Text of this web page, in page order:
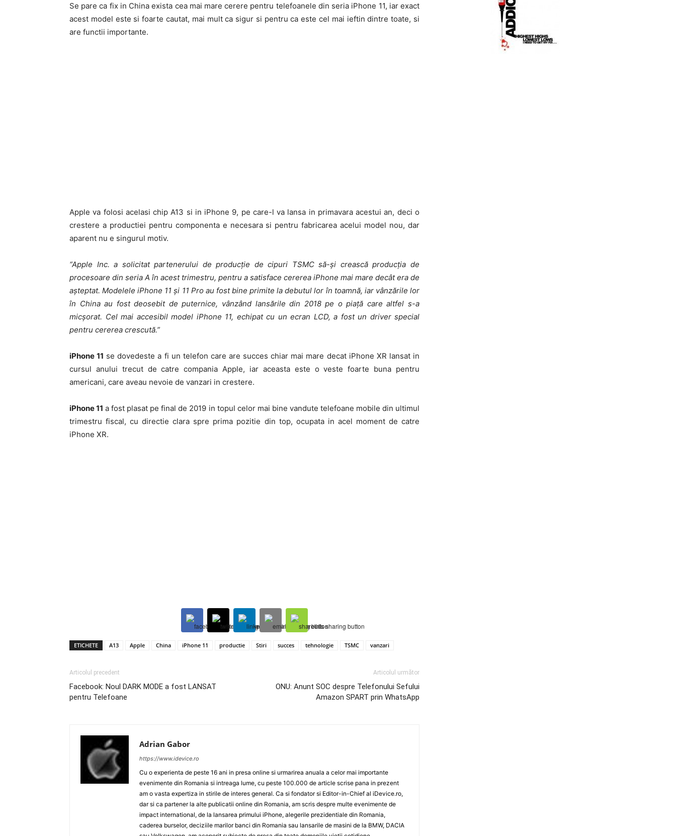
Se pare ca fix in China exista cea mai mare cerere pentru telefoanele din seria iPhone 11, iar exact
acest model este si foarte cautat, mai mult ca sigur si pentru ca este cel mai ieftin dintre toate, si
are functii importante.
Apple va folosi acelasi chip A13 si in iPhone 9, pe care-l va lansa in primavara acestui an, deci o
crestere a productiei pentru componenta e necesara si pentru fabricarea acelui model nou, dar
aparent nu e singurul motiv.
“Apple Inc. a solicitat partenerului de producție de cipuri TSMC să-și crească producția de
procesoare din seria A în acest trimestru, pentru a satisface cererea iPhone mai mare decât era de
așteptat. Modelele iPhone 11 și 11 Pro au fost bine primite la debutul lor în toamnă, iar vânzările lor
în China au fost deosebit de puternice, vânzând lansările din 2018 pe o piață care altfel s-a
micșorat. Cel mai accesibil model iPhone 11, echipat cu un ecran LCD, a fost un driver special
pentru cererea crescută.”
iPhone 11 se dovedeste a fi un telefon care are succes chiar mai mare decat iPhone XR lansat in
cursul anului trecut de catre compania Apple, iar aceasta este o veste foarte buna pentru
americani, care aveau nevoie de vanzari in crestere.
iPhone 11 a fost plasat pe final de 2019 in topul celor mai bine vandute telefoane mobile din ultimul
trimestru fiscal, cu directie clara spre prima pozitie din top, ocupata in acel moment de catre
iPhone XR.
ETICHETE A13 Apple China iPhone 11 productie Stiri succes tehnologie TSMC vanzari
Articolul precedent
Facebook: Noul DARK MODE a fost LANSAT
pentru Telefoane
Articolul următor
ONU: Anunt SOC despre Telefonului Sefului
Amazon SPART prin WhatsApp
Adrian Gabor
https://www.idevice.ro
Cu o experienta de peste 16 ani in presa online si urmarirea anuala a celor mai importante
evenimente din Romania si intreaga lume, cu peste 100.000 de article scrise pana in prezent
am o vasta expertiza in stirile de interes general. Ca si fondator si Editor-in-Chief al iDevice.ro,
dar si ca partener la alte publicatii online din Romania, am scris despre multe evenimente de
impact international, de la lansarea primului iPhone, alegerile prezidentiale din Romania,
caderea burselor, deciziile marilor banci din Romania sau lansarile de masini de la BMW, DACIA